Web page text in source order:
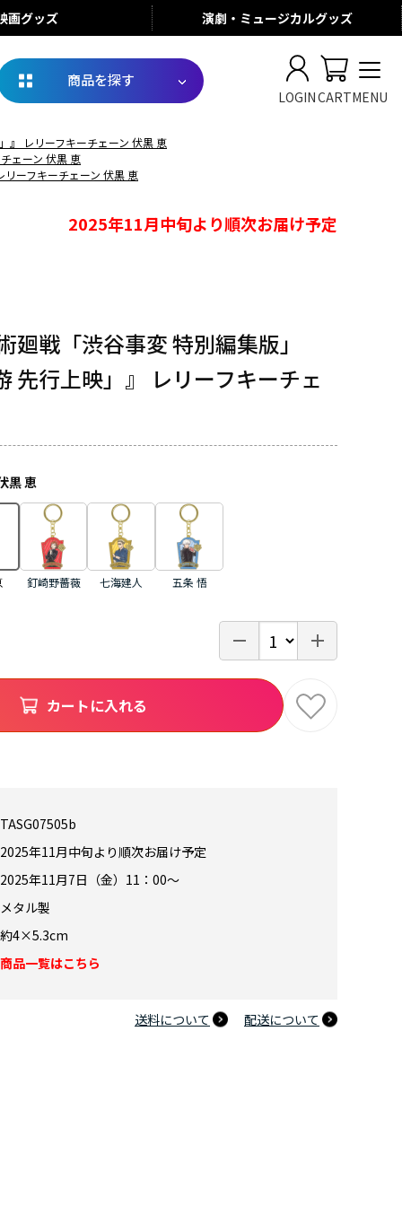
画グッズ 演劇・ミュージカルグッズ
商品を探す
LOGINCARTMENU
』 レリーフキーチェーン 伏黒 恵
ェーン 伏黒 恵
ーフキーチェーン 伏黒 恵
2025年11月中旬より順次お届け予定
廻戦「渋谷事変 特別編集版」
先行上映」』 レリーフキーチェ
TASG07505b
2025年11月中旬より順次お届け予定
2025年11月7日（金）11：00～
メタル製
約4×5.3cm
商品一覧はこちら
送料について 配送について
黒 恵
釘崎野薔薇 七海建人 五条 悟
カートに入れる